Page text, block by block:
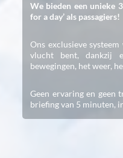
We bieden een unieke
for a day’ als passagiers!
Ons exclusieve
vlucht bent, dankzij
bewegingen, het weer,
Geen ervaring en geen
briefing van 5 minuten,